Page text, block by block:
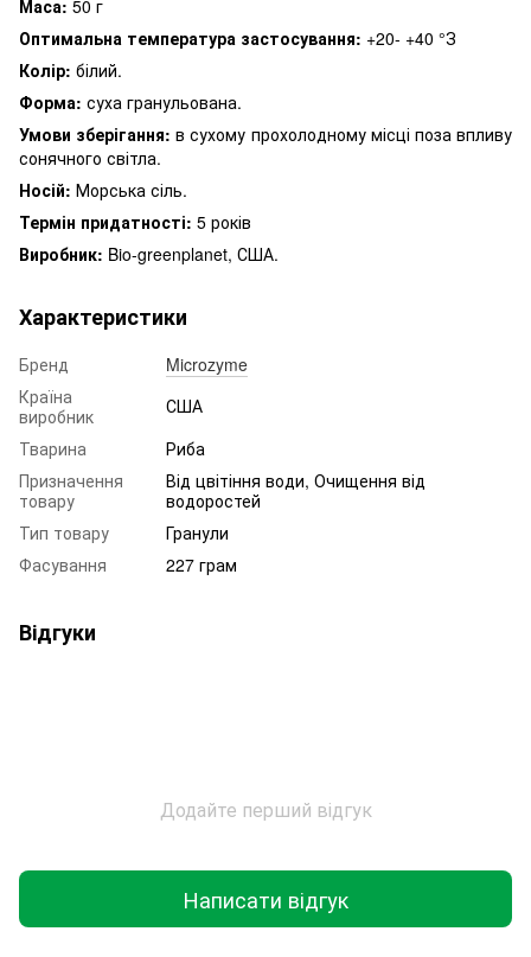
Маса: 50 г
Оптимальна температура застосування: +20- +40 °З
Колір: білий.
Форма: суха гранульована.
Умови зберігання: в сухому прохолодному місці поза впливу
сонячного світла.
Носій: Морська сіль.
Термін придатності: 5 років
Виробник: Bio-greenplanet, США.
Характеристики
Бренд
Microzyme
Країна
виробник
США
Тварина
Риба
Призначення
товару
Від цвітіння води, Очищення від
водоростей
Тип товару
Гранули
Фасування
227 грам
Відгуки
Додайте перший відгук
Написати відгук